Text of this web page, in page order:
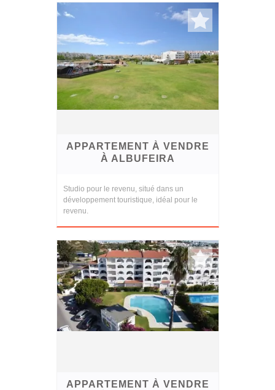
et de deux chambres, to...
APPARTEMENT À VENDRE
À ALBUFEIRA
Studio pour le revenu, situé dans un
développement touristique, idéal pour le
revenu.
APPARTEMENT À VENDRE